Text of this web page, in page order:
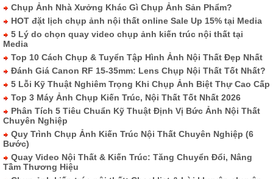
Chụp Ảnh Nhà Xưởng Khác Gì Chụp Ảnh Sản Phẩm?
HOT đặt lịch chụp ảnh nội thất online Sale Up 15% tại Media
5 Lý do chọn quay video chụp ảnh kiến trúc nội thất tại
Media
Top 10 Cách Chụp & Tuyển Tập Hình Ảnh Nội Thất Đẹp Nhất
Đánh Giá Canon RF 15-35mm: Lens Chụp Nội Thất Tốt Nhất?
5 Lỗi Kỹ Thuật Nghiêm Trọng Khi Chụp Ảnh Biệt Thự Cao Cấp
Top 3 Máy Ảnh Chụp Kiến Trúc, Nội Thất Tốt Nhất 2026
Phân Tích 5 Tiêu Chuẩn Kỹ Thuật Định Vị Bức Ảnh Nội Thất
Chuyên Nghiệp
Quy Trình Chụp Ảnh Kiến Trúc Nội Thất Chuyên Nghiệp (6
Bước)
Quay Video Nội Thất & Kiến Trúc: Tăng Chuyển Đổi, Nâng
Tầm Thương Hiệu